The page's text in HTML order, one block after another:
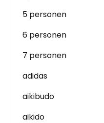
5 personen
6 personen
7 personen
adidas
aikibudo
aikido